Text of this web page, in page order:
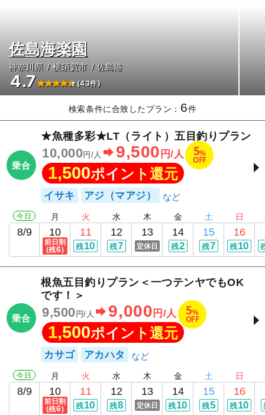
佐島海楽園
神奈川県 横須賀市 佐島港
4.7 (43件)
検索条件に合致したプラン： 6件
乗合
★魚種多彩★LT（ライト）五目釣りプラン
10,000円/人 9,500 円/人 5%
OFF
1,500ポイント還元
イサキ アジ（マアジ）
今日
8/9
月
10
前日割
(残6 )
火
11
残10
水
12
残7
木
13
定休日
金
14
残2
土
15
残7
日
16
残10
乗合
根魚五目釣りプラン＜一つテンヤでもOK
です！＞
9,500 円/人 9,000 円/人 5%
OFF
1,500ポイント還元
カサゴ アカハタ
今日
8/9
月
10
前日割
(残6 )
火
11
残10
水
12
残8
木
13
定休日
金
14
残10
土
15
残5
日
16
残10